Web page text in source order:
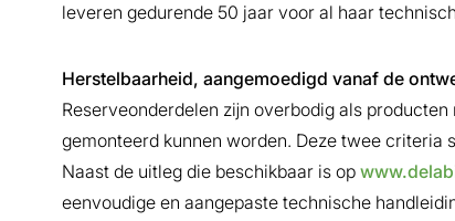
leveren gedurende 50 jaar voor al haar
Herstelbaarheid, aangemoedigd vanaf de
Reserveonderdelen zĳn overbodig als
gemonteerd kunnen worden. Deze twee criteria
Naast de uitleg die beschikbaar is op
eenvoudige en aangepaste technische